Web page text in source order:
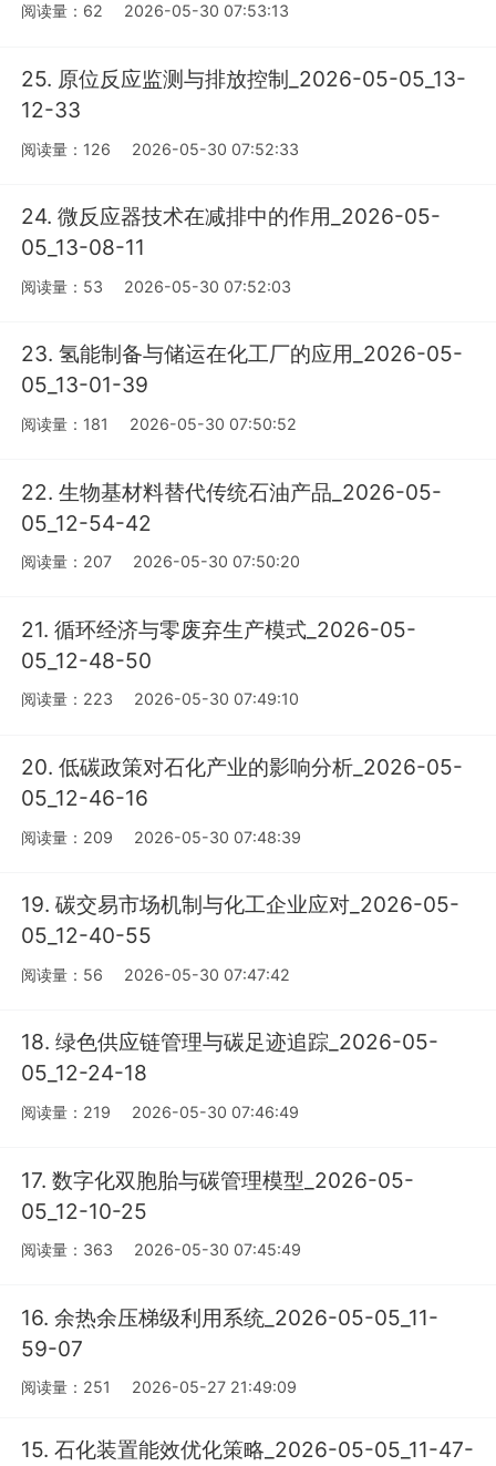
阅读量：62 2026-05-30 07:53:13
25. 原位反应监测与排放控制_2026-05-05_13-
12-33
阅读量：126 2026-05-30 07:52:33
24. 微反应器技术在减排中的作用_2026-05-
05_13-08-11
阅读量：53 2026-05-30 07:52:03
23. 氢能制备与储运在化工厂的应用_2026-05-
05_13-01-39
阅读量：181 2026-05-30 07:50:52
22. 生物基材料替代传统石油产品_2026-05-
05_12-54-42
阅读量：207 2026-05-30 07:50:20
21. 循环经济与零废弃生产模式_2026-05-
05_12-48-50
阅读量：223 2026-05-30 07:49:10
20. 低碳政策对石化产业的影响分析_2026-05-
05_12-46-16
阅读量：209 2026-05-30 07:48:39
19. 碳交易市场机制与化工企业应对_2026-05-
05_12-40-55
阅读量：56 2026-05-30 07:47:42
18. 绿色供应链管理与碳足迹追踪_2026-05-
05_12-24-18
阅读量：219 2026-05-30 07:46:49
17. 数字化双胞胎与碳管理模型_2026-05-
05_12-10-25
阅读量：363 2026-05-30 07:45:49
16. 余热余压梯级利用系统_2026-05-05_11-
59-07
阅读量：251 2026-05-27 21:49:09
15. 石化装置能效优化策略_2026-05-05_11-47-